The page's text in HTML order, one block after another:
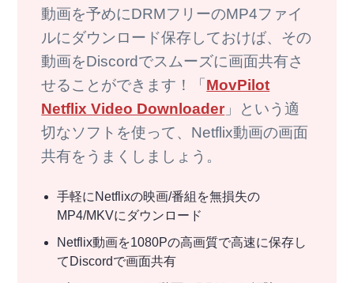
動画を予めにDRMフリーのMP4ファイ
ルにダウンロード保存しておけば、その
動画をDiscordでスムーズに画面共有さ
せることができます！「 MovPilot
Netflix Video Downloader 」という適
切なソフトを使って、Netflix動画の画面
共有をうまくしましょう。
手軽にNetflixの映画/番組を無損失の
MP4/MKVにダウンロード
Netflix動画を1080Pの高画質で高速に保存し
てDiscordで画面共有